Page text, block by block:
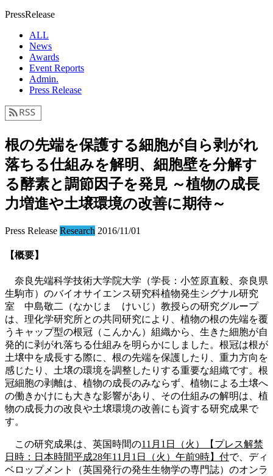
PressRelease
ALL
News
Awards
Event Reports
Admin.
Press Release
根の先端を保護する細胞が自ら剥がれ
落ちる仕組みを解明、細胞壁を分解す
る酵素と調節因子を発見 ～植物の成長
力増進や土壌環境の改善に期待～
Press Release Research 2016/11/01
【概要】
奈良先端科学技術大学院大学（学長：小笠原直毅、奈良県
生駒市）のバイオサイエンス研究科植物発生シグナル研究
室 中島敬二（なかじま けいじ）教授らの研究グループ
は、理化学研究所との共同研究により、植物の根の先端を覆
うキャップ型の根冠（こんかん）組織から、生きた細胞が自
発的に剥がれ落ちる仕組みを明らかにしました。根冠は根が
土壌中を成長する際に、根の先端を保護したり、重力方向を
感じたり、土壌の環境を調整したりする重要な組織です。根
冠細胞の剥離は、植物の成長のみならず、植物による土壌へ
の働きかけにも大きな影響があり、その仕組みの解明は、植
物の成長力の改良や土壌環境の改善にも資する研究成果で
す。
この研究成果は、英国時間の11月1日（火）【プレス解禁
日時：日本時間平成28年11月1日（火）午前9時】付で、ディ
ベロップメント（英国発行の発生生物学の専門誌）のオンラ